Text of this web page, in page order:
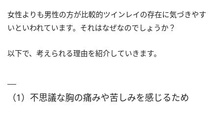
女性よりも男性の方が比較的ツインレイの存在に気づきやす
いといわれています。それはなぜなのでしょうか？
以下で、考えられる理由を紹介していきます。
（1）不思議な胸の痛みや苦しみを感じるため